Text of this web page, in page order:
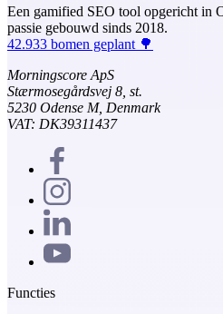
Een gamified SEO tool opgericht in
passie gebouwd sinds 2018.
42.933 bomen geplant 🌳
Morningscore ApS
Stærmosegårdsvej 8, st.
5230 Odense M, Denmark
VAT: DK39311437
Functies